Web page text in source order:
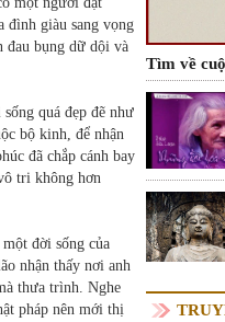
đình giàu sang vọng
đau bụng dữ dội và
quá đẹp đẽ như
bộ kinh, để nhận
đã chắp cánh bay
tri không hơn
đời sống của
nhận thấy nơi anh
thưa trình. Nghe
pháp nên mới thị
Tìm về